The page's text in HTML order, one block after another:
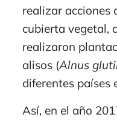
realizar acciones
cubierta vegetal,
realizaron
alisos (Alnus
diferentes países
Así, en el año